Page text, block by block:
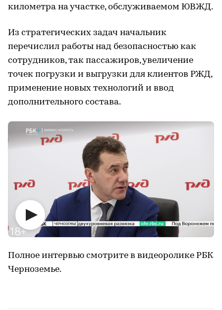
километра на участке, обслуживаемом ЮВЖД.
Из стратегических задач начальник
перечислил работы над безопасностью как
сотрудников, так пассажиров, увеличение
точек погрузки и выгрузки для клиентов РЖД,
применение новых технологий и ввод
дополнительного состава.
Полное интервью смотрите в видеоролике РБК
Черноземье.